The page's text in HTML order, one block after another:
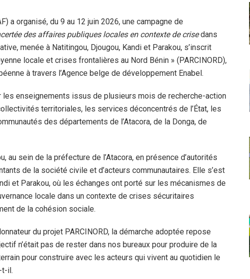
a organisé, du 9 au 12 juin 2026, une campagne de
des affaires publiques locales en contexte de crisedans
menée à Natitingou, Djougou, Kandi et Parakou, s’inscrit
locale et crises frontalières au Nord Bénin » (PARCINORD),
à travers l’Agence belge de développement Enabel.
les enseignements issus de plusieurs mois de recherche-action
territoriales, les services déconcentrés de l’État, les
des départements de l’Atacora, de la Donga, de
au sein de la préfecture de l’Atacora, en présence d’autorités
de la société civile et d’acteurs communautaires. Elle s’est
et Parakou, où les échanges ont porté sur les mécanismes de
locale dans un contexte de crises sécuritaires
de la cohésion sociale.
du projet PARCINORD, la démarche adoptée repose
n’était pas de rester dans nos bureaux pour produire de la
pour construire avec les acteurs qui vivent au quotidien le
t-il.